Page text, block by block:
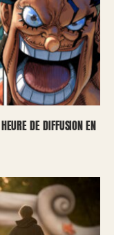
DE DIFFUSION EN